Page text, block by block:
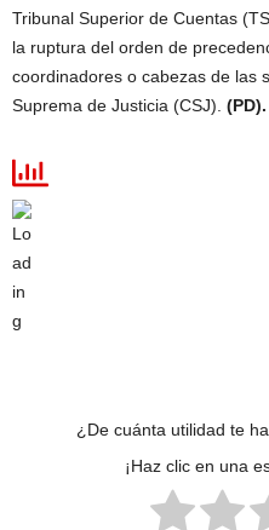
Tribunal Superior de Cuentas
la ruptura del orden de
coordinadores o cabezas de las
Suprema de Justicia (CSJ). (PD).
¿De cuánta utilidad te
¡Haz clic en una